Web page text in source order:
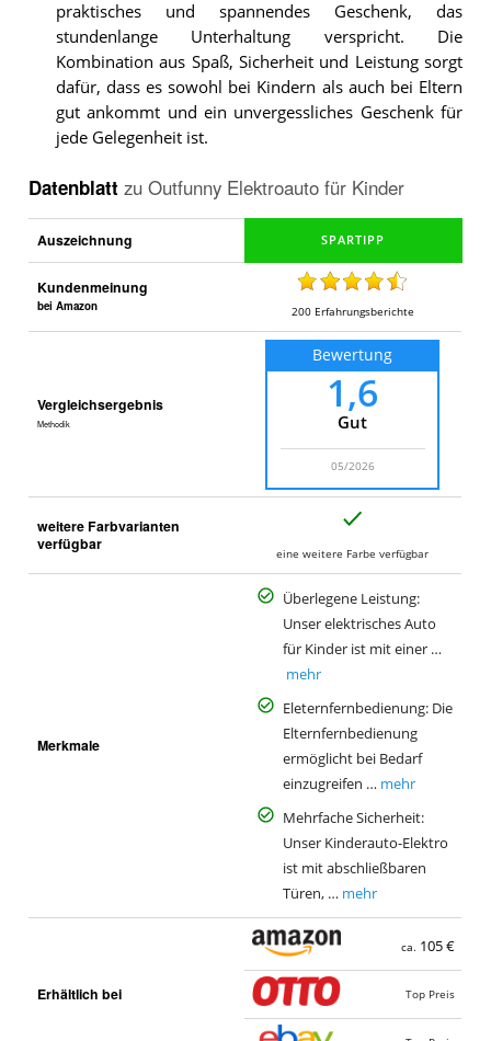
praktisches und spannendes Geschenk, das
stundenlange Unterhaltung verspricht. Die
Kombination aus Spaß, Sicherheit und Leistung sorgt
dafür, dass es sowohl bei Kindern als auch bei Eltern
gut ankommt und ein unvergessliches Geschenk für
jede Gelegenheit ist.
Datenblatt zu Outfunny Elektroauto für Kinder
Auszeichnung
Kundenmeinung
bei Amazon 200 Erfahrungsberichte
Vergleichsergebnis
Methodik
Bewertung
1,6
Gut
05/2026
weitere Farbvarianten
verfügbar
eine weitere Farbe verfügbar
Merkmale
Überlegene Leistung:
Unser elektrisches Auto
für Kinder ist mit einer …
mehr
Eleternfernbedienung: Die
Elternfernbedienung
ermöglicht bei Bedarf
einzugreifen … mehr
Mehrfache Sicherheit:
Unser Kinderauto-Elektro
ist mit abschließbaren
Türen, … mehr
Erhältlich bei
ca. 105 €
Top Preis